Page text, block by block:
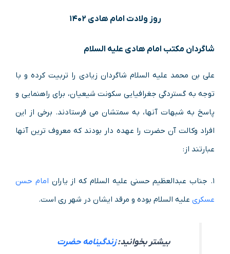
روز ولادت امام هادی ۱۴۰۲
شاگردان مکتب امام هادی علیه السلام
علی بن محمد علیه السلام شاگردان زیادی را تربیت کرده و با
توجه به گستردگی جغرافیایی سکونت شیعیان، برای راهنمایی و
پاسخ به شبهات آنها، به سمتشان می فرستادند. برخی از این
افراد وکالت آن حضرت را عهده دار بودند که معروف ترین آنها
عبارتند از:
۱. جناب عبدالعظیم حسنی علیه السلام که از یاران
امام حسن
عسکری علیه السلام بوده و مرقد ایشان در شهر ری است.
بیشتر بخوانید:زندگینامه حضرت